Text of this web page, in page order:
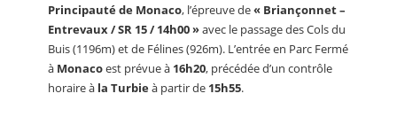
Principauté de Monaco, l’épreuve de« Briançonnet –
Entrevaux / SR 15 / 14h00 »avec le passage des Cols du
Buis (1196m) et de Félines (926m). L’entrée en Parc Fermé
à Monacoest prévue à 16h20, précédée d’un contrôle
horaire à la Turbieà partir de 15h55.